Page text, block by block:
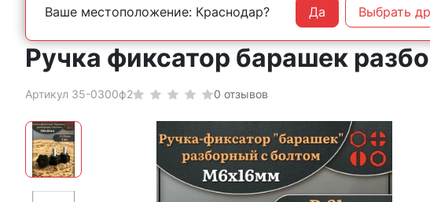
Главная Фасованный крепеж Мебельный крепеж
Ручка фиксатор барашек
Артикул 35-0300ф2 0 отзывов
Ваше местоположение: Краснодар? Да Выбрать